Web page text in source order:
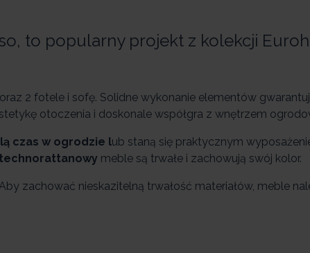
to popularny projekt z kolekcji
2 fotele i sofę. Solidne wykonanie elementów
otoczenia i doskonale współgra z wnętrzem
czas w ogrodzie lub staną się praktycznym
technorattanowy meble są trwałe i zachowują swój kolor.
zachować nieskazitelną trwałość materiałów, meble